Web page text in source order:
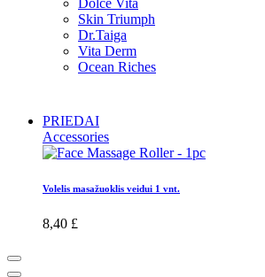
Skin Triumph
Dr.Taiga
Vita Derm
Ocean Riches
PRIEDAI
Accessories
Volelis masažuoklis veidui 1 vnt.
8,40 £